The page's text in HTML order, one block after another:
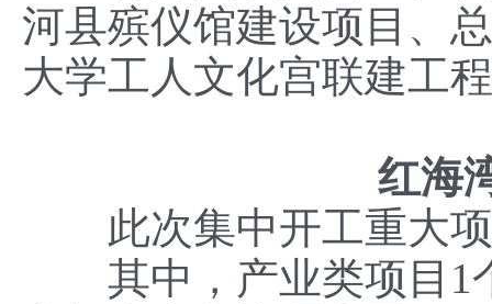
河县殡仪馆建设项目、
大学工人文化宫联建工
红海
此次集中开工重大项
其中，产业类项目1